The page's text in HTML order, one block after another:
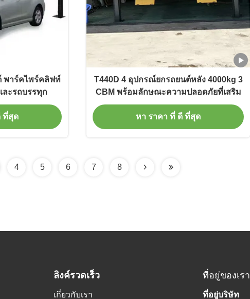
พาร์คไพร์คลิฟท์
ละรถบรรทุก
ที่สุด
T440D 4 อุปกรณ์ยกรถยนต์หลัง 4000kg 3
CBM พร้อมลักษณะความปลอดภัยที่เสริม
หา ราคา ที่ ดี ที่สุด
4 5 6 7 8
ลิงค์รวดเร็ว
เกี่ยวกับเรา
ที่อยู่ของเรา
ที่อยู่บริษัท